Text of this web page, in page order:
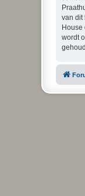
van dit
House
wordt